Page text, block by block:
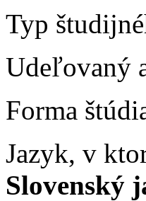
Typ
Udeľovaný
Forma
Jazyk, v
Slovenský